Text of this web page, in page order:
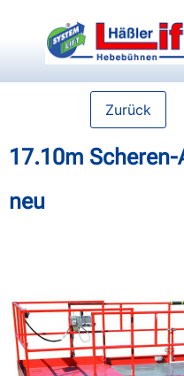
Zurück
17.10m
neu